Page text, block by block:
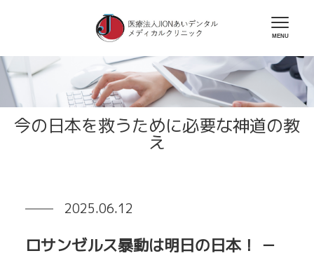
今の日本を救うために必要な神道の教
え
2025.06.12
ロサンゼルス暴動は明日の日本！ －